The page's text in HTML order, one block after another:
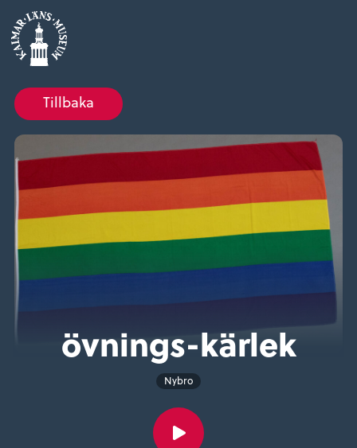
Tillbaka
övnings-kärlek
Nybro